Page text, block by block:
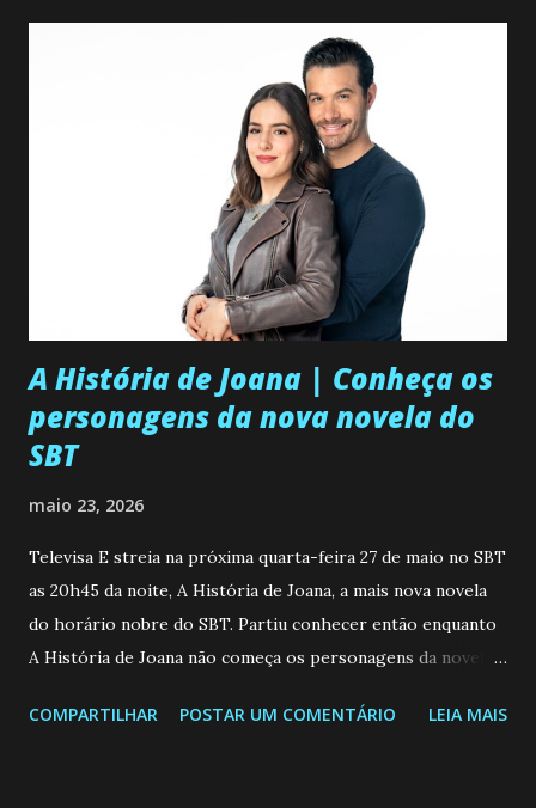
A História de Joana | Conheça os
personagens da nova novela do
SBT
maio 23, 2026
Televisa E streia na próxima quarta-feira 27 de maio no SBT
as 20h45 da noite, A História de Joana, a mais nova novela
do horário nobre do SBT. Partiu conhecer então enquanto
A História de Joana não começa os personagens da novela?
de 25/05/26 a 31/05/26 JOANA GUADALUPE (Camila
COMPARTILHAR POSTAR UM COMENTÁRIO LEIA MAIS